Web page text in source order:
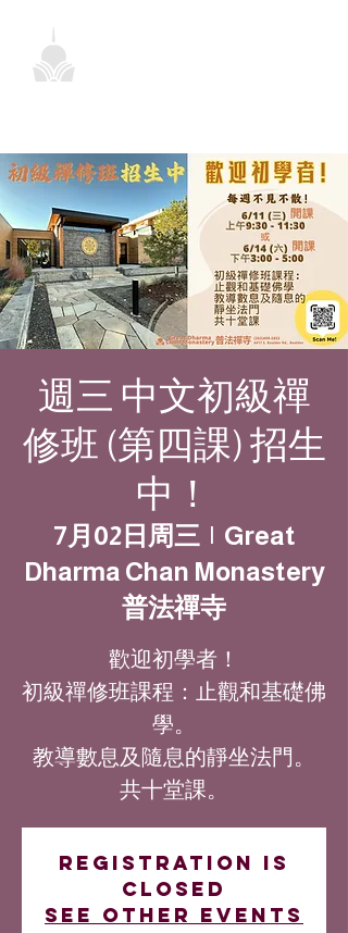
週三 中文初級禪
修班 (第四課) 招生
中！
7月02日周三
  |
Great
Dharma Chan Monastery
普法禪寺
歡迎初學者！
初級禪修班課程：止觀和基礎佛
學。
教導數息及隨息的靜坐法門。
共十堂課。
Registration is
closed
See other events